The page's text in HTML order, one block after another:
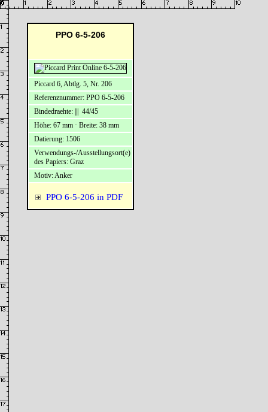
PPO 6-5-206
PPO 6-5-206 in PDF
Piccard 6, Abtlg. 5, Nr. 206
Referenznummer: PPO 6-5-206
Bindedraehte: ||| 44/45
Höhe: 67 mm · Breite: 38 mm
Datierung: 1506
Verwendungs-/Ausstellungsort(e)
des Papiers: Graz
Motiv: Anker